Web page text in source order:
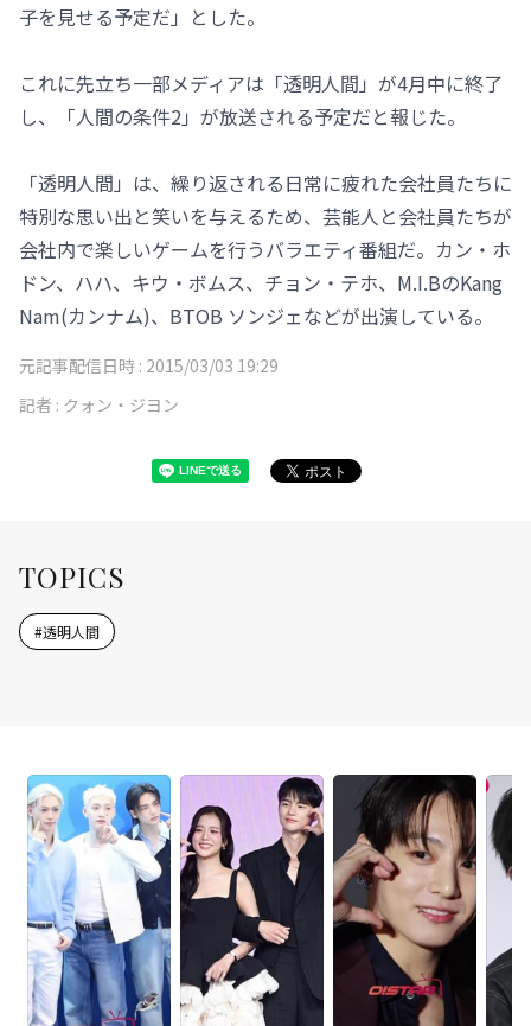
子を見せる予定だ」とした。
これに先立ち一部メディアは「透明人間」が4月中に終了
し、「人間の条件2」が放送される予定だと報じた。
「透明人間」は、繰り返される日常に疲れた会社員たちに
特別な思い出と笑いを与えるため、芸能人と会社員たちが
会社内で楽しいゲームを行うバラエティ番組だ。カン・ホ
ドン、ハハ、キウ・ボムス、チョン・テホ、M.I.BのKang
Nam(カンナム)、BTOB ソンジェなどが出演している。
元記事配信日時 : 2015/03/03 19:29
記者 : クォン・ジヨン
TOPICS
#透明人間